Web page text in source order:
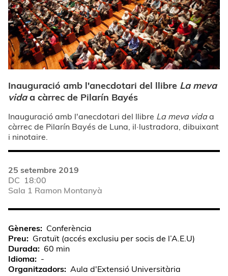
Inauguració amb l'anecdotari del llibre La meva
vidaa càrrec de Pilarín Bayés
Inauguració amb l'anecdotari del llibre La meva vidaa
càrrec de Pilarín Bayés de Luna, il·lustradora, dibuixant
i ninotaire.
25 setembre 2019
DC 18:00
Sala 1 Ramon Montanyà
Gèneres
Conferència
Preu
Gratuït (accés exclusiu per socis de l’A.E.U)
Durada
60 min
Idioma
-
Organitzadors
Aula d'Extensió Universitària